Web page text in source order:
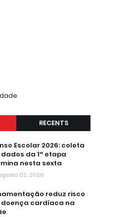
RECENTS
Escolar 2026: coleta
da 1ª etapa
nesta sexta
02, 2026
reduz risco
doença cardíaca na